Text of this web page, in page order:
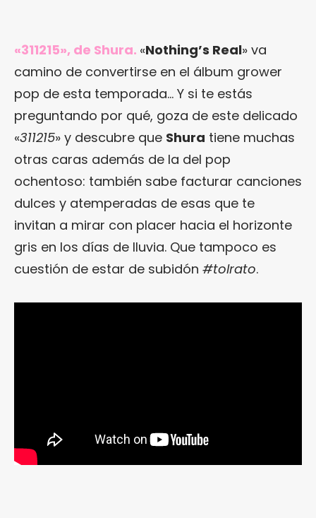
«311215», de Shura. «Nothing’s Real» va
camino de convertirse en el álbum grower
pop de esta temporada… Y si te estás
preguntando por qué, goza de este delicado
«311215» y descubre que Shura tiene muchas
otras caras además de la del pop
ochentoso: también sabe facturar canciones
dulces y atemperadas de esas que te
invitan a mirar con placer hacia el horizonte
gris en los días de lluvia. Que tampoco es
cuestión de estar de subidón #tolrato.